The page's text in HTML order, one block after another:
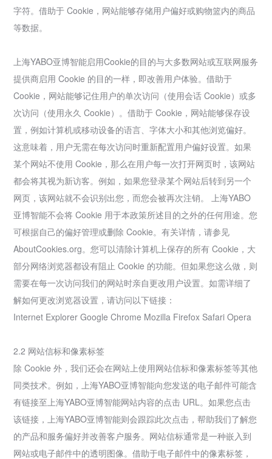
字符。借助于 Cookie，网站能够存储用户偏好或购物篮内的商品
等数据。
上海YABO亚博智能启用Cookie的目的与大多数网站或互联网服务
提供商启用 Cookie 的目的一样，即改善用户体验。借助于
Cookie，网站能够记住用户的单次访问（使用会话 Cookie）或多
次访问（使用永久 Cookie）。借助于 Cookie，网站能够保存设
置，例如计算机或移动设备的语言、字体大小和其他浏览偏好。
这意味着，用户无需在每次访问时重新配置用户偏好设置。如果
某个网站不使用 Cookie，那么在用户每一次打开网页时，该网站
都会将其视为新访客。例如，如果您登录某个网站后转到另一个
网页，该网站就不会识别出您，而您会被再次注销。 上海YABO
亚博智能不会将 Cookie 用于本政策所述目的之外的任何用途。您
可根据自己的偏好管理或删除 Cookie。有关详情，请参见
AboutCookies.org。您可以清除计算机上保存的所有 Cookie，大
部分网络浏览器都设有阻止 Cookie 的功能。但如果您这么做，则
需要在每一次访问我们的网站时亲自更改用户设置。如需详细了
解如何更改浏览器设置，请访问以下链接：
Internet Explorer Google Chrome Mozilla Firefox Safari Opera
2.2 网站信标和像素标签
除 Cookie 外，我们还会在网站上使用网站信标和像素标签等其他
同类技术。例如，上海YABO亚博智能向您发送的电子邮件可能含
有链接至上海YABO亚博智能网站内容的点击 URL。如果您点击
该链接，上海YABO亚博智能则会跟踪此次点击，帮助我们了解您
的产品和服务偏好并改善客户服务。网站信标通常是一种嵌入到
网站或电子邮件中的透明图像。借助于电子邮件中的像素标签，